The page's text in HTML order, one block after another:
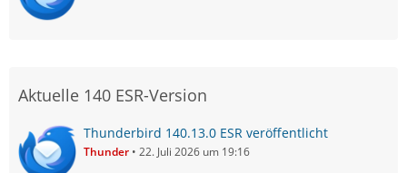
Aktuelle 140 ESR-Version
Thunderbird 140.13.0 ESR veröffentlicht
Thunder 22. Juli 2026 um 19:16